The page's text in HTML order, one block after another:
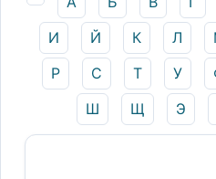
И
Й К Л
Р
С Т У
Ш
Щ Э